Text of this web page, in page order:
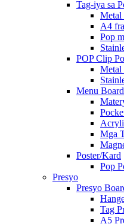
Tag-iya sa
Metal
A4
Pop
POP Clip
Metal
Menu Board
Mga
Poster/Kard
Pop
Presyo
Presyo
Tag
A5